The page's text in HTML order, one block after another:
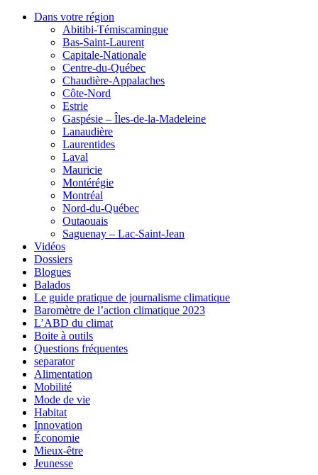
Dans votre région
Abitibi-Témiscamingue
Bas-Saint-Laurent
Capitale-Nationale
Centre-du-Québec
Chaudière-Appalaches
Côte-Nord
Estrie
Gaspésie – Îles-de-la-Madeleine
Lanaudière
Laurentides
Laval
Mauricie
Montérégie
Montréal
Nord-du-Québec
Outaouais
Saguenay – Lac-Saint-Jean
Vidéos
Dossiers
Blogues
Balados
Le guide pratique de journalisme climatique
Baromètre de l’action climatique 2023
L’ABD du climat
Boite à outils
Questions fréquentes
separator
Alimentation
Mobilité
Mode de vie
Habitat
Innovation
Économie
Mieux-être
Jeunesse